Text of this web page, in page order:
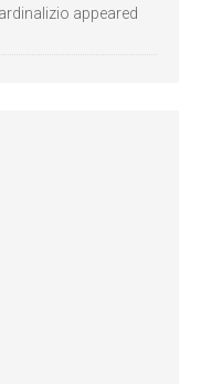
appeared